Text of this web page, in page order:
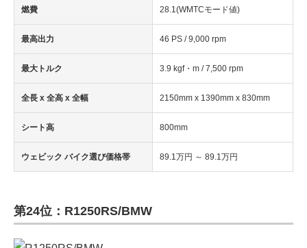
燃費 28.1(WMTCモード値)
最高出力 46 PS / 9,000 rpm
最大トルク 3.9 kgf・m / 7,500 rpm
全長 x 全高 x 全幅 2150mm x 1390mm x 830mm
シート高 800mm
ウェビック バイク選び価格帯 89.1万円 ～ 89.1万円
第24位：R1250RS/BMW